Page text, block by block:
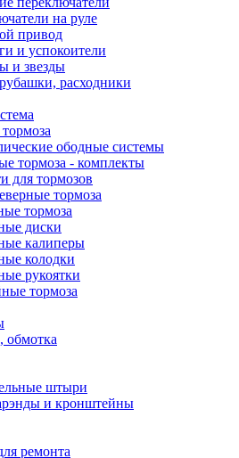
на руле
привод
и успокоители
и звезды
расходники
ободные системы
тормоза - комплекты
для тормозов
тормоза
тормоза
диски
калиперы
колодки
рукоятки
тормоза
обмотка
штыри
и кронштейны
ремонта